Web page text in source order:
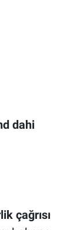
dahi
çağrısı